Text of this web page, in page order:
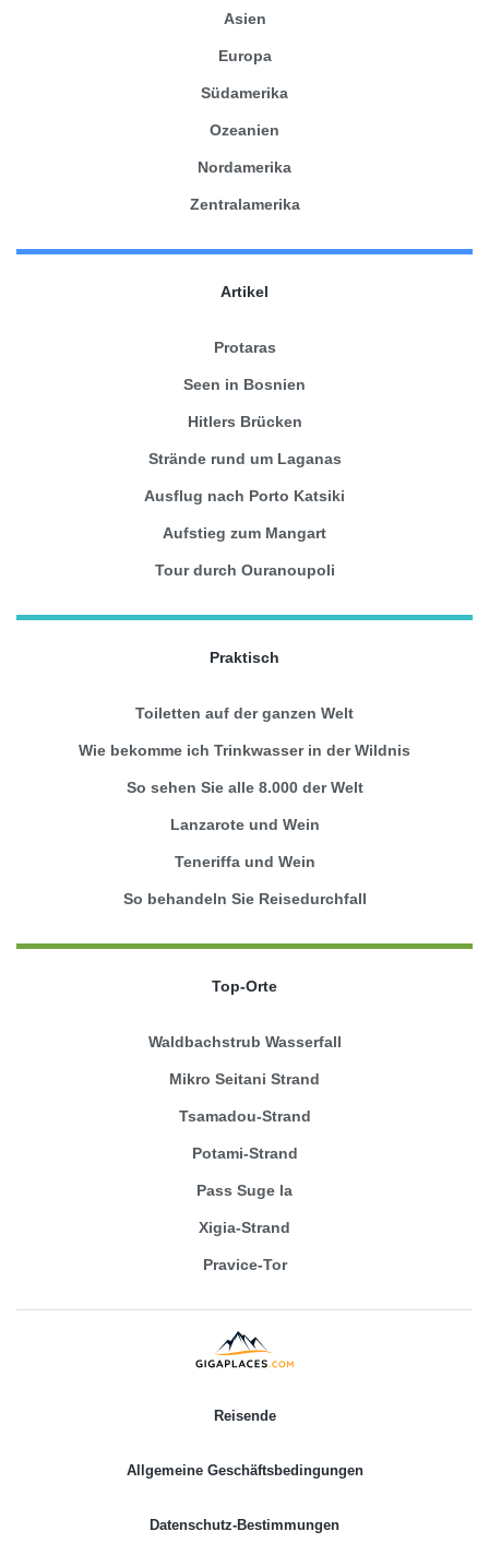
Asien
Europa
Südamerika
Ozeanien
Nordamerika
Zentralamerika
Artikel
Protaras
Seen in Bosnien
Hitlers Brücken
Strände rund um Laganas
Ausflug nach Porto Katsiki
Aufstieg zum Mangart
Tour durch Ouranoupoli
Praktisch
Toiletten auf der ganzen Welt
Wie bekomme ich Trinkwasser in der Wildnis
So sehen Sie alle 8.000 der Welt
Lanzarote und Wein
Teneriffa und Wein
So behandeln Sie Reisedurchfall
Top-Orte
Waldbachstrub Wasserfall
Mikro Seitani Strand
Tsamadou-Strand
Potami-Strand
Pass Suge la
Xigia-Strand
Pravice-Tor
Reisende
Allgemeine Geschäftsbedingungen
Datenschutz-Bestimmungen